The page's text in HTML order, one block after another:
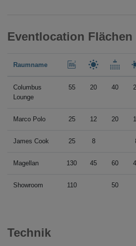
Eventlocation Flächen
Raumname
Columbus
Lounge
55 20 40
Marco Polo 25 12 20
James Cook 25 8
Magellan 130 45 60
Showroom 110 50
Technik